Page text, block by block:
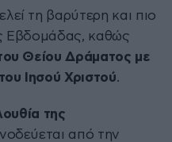
τη βαρύτερη και πιο
Εβδομάδας, καθώς
Θείου Δράματος με
Ιησού Χριστού.
της
από την